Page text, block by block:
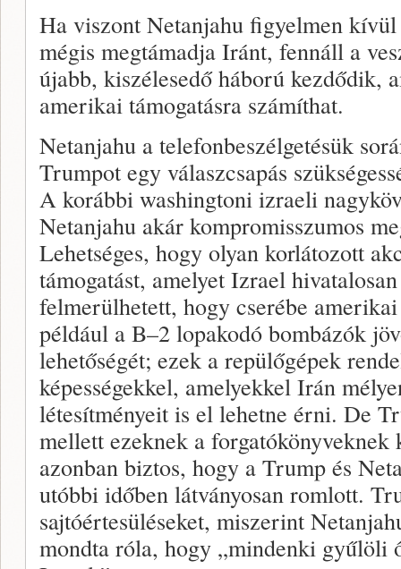
Ha viszont Netanjahu figyelmen
mégis megtámadja Iránt, fennáll a
újabb, kiszélesedő háború kezdődik,
amerikai támogatásra számíthat.
Netanjahu a telefonbeszélgetésük
Trumpot egy válaszcsapás
A korábbi washingtoni izraeli
Netanjahu akár kompromisszumos
Lehetséges, hogy olyan korlátozott
támogatást, amelyet Izrael
felmerülhetett, hogy cserébe
például a B–2 lopakodó bombázók
lehetőségét; ezek a repülőgépek
képességekkel, amelyekkel Irán
létesítményeit is el lehetne érni. De
mellett ezeknek a forgatókönyveknek
azonban biztos, hogy a Trump és
utóbbi időben látványosan romlott.
sajtóértesüléseket, miszerint
mondta róla, hogy „mindenki gyűlöli